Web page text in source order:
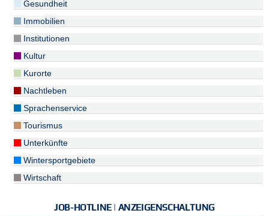
Gesundheit
Immobilien
Institutionen
Kultur
Kurorte
Nachtleben
Sprachenservice
Tourismus
Unterkünfte
Wintersportgebiete
Wirtschaft
JOB-HOTLINE | ANZEIGENSCHALTUNG